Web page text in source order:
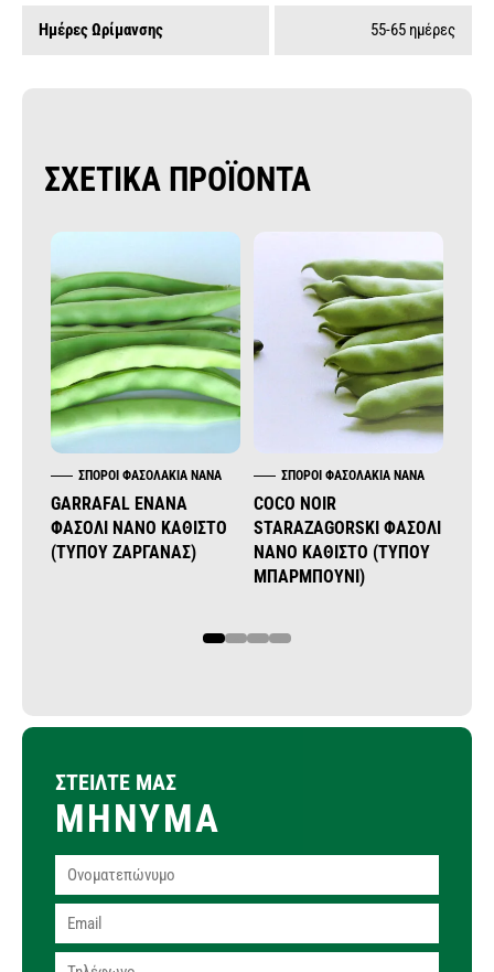
Ημέρες Ωρίμανσης 55-65 ημέρες
ΣΧΕΤΙΚΑ ΠΡΟΪΟΝΤΑ
ΣΠΌΡΟΙ ΦΑΣΟΛΆΚΙΑ ΝΆΝΑ
GARRAFAL ENANA
ΦΑΣΟΛΙ ΝΑΝΟ ΚΑΘΙΣΤΟ
(ΤΎΠΟΥ ΖΑΡΓΆΝΑΣ)
ΣΠΌΡΟΙ ΦΑΣΟΛΆΚΙΑ ΝΆΝΑ
COCO NOIR
STARAZAGORSKI ΦΑΣΟΛΙ
ΝΑΝΟ ΚΑΘΙΣΤΟ (ΤΎΠΟΥ
ΜΠΑΡΜΠΟΎΝΙ)
1 2 3 4
ΣΤΕΙΛΤΕ ΜΑΣ
ΜΗΝΥΜΑ